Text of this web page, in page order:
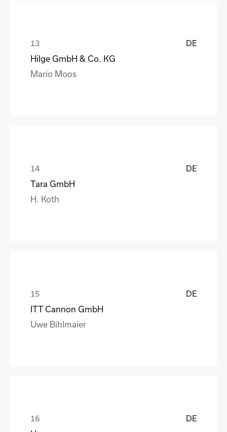
DE
Hilge GmbH & Co. KG
Mario Moos
DE
Tara GmbH
H. Koth
DE
ITT Cannon GmbH
Uwe Bihlmaier
DE